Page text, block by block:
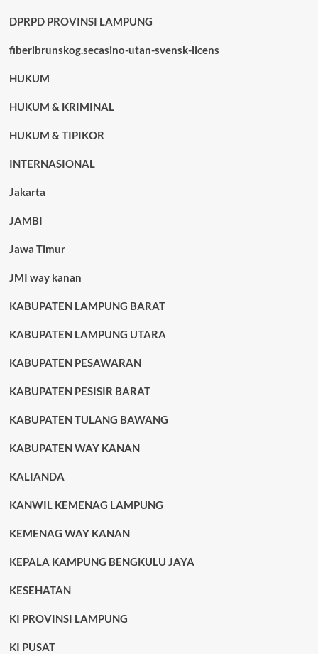
DPRPD PROVINSI LAMPUNG
fiberibrunskog.secasino-utan-svensk-licens
HUKUM
HUKUM & KRIMINAL
HUKUM & TIPIKOR
INTERNASIONAL
Jakarta
JAMBI
Jawa Timur
JMI way kanan
KABUPATEN LAMPUNG BARAT
KABUPATEN LAMPUNG UTARA
KABUPATEN PESAWARAN
KABUPATEN PESISIR BARAT
KABUPATEN TULANG BAWANG
KABUPATEN WAY KANAN
KALIANDA
KANWIL KEMENAG LAMPUNG
KEMENAG WAY KANAN
KEPALA KAMPUNG BENGKULU JAYA
KESEHATAN
KI PROVINSI LAMPUNG
KI PUSAT